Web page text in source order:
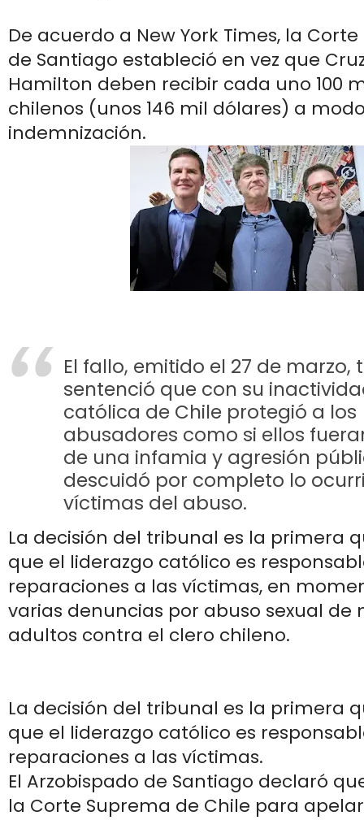
De acuerdo a New York Times, la
de Santiago estableció en vez que
Hamilton deben recibir cada uno 100
chilenos (unos 146 mil dólares) a
indemnización.
El fallo, emitido el 27 de marzo,
sentenció que con su
católica de Chile protegió a los
abusadores como si ellos
de una infamia y agresión
descuidó por completo lo
víctimas del abuso.
La decisión del tribunal es la primera
que el liderazgo católico es
reparaciones a las víctimas, en
varias denuncias por abuso sexual de
adultos contra el clero chileno.
La decisión del tribunal es la primera
que el liderazgo católico es
reparaciones a las víctimas.
El Arzobispado de Santiago declaró
la Corte Suprema de Chile para